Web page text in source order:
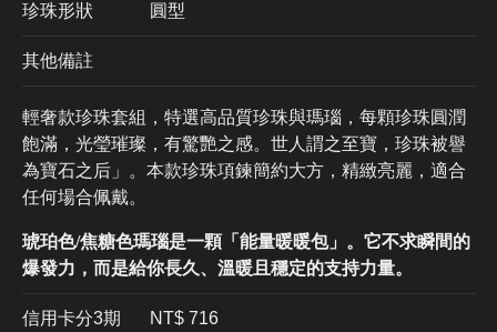
珍珠形狀 圓型
其他備註
輕奢款珍珠套組，特選高品質珍珠與瑪瑙，每顆珍珠圓潤
飽滿，光瑩璀璨，有驚艷之感。世人謂之至寶，珍珠被譽
為寶石之后」。本款珍珠項鍊簡約大方，精緻亮麗，適合
任何場合佩戴。
琥珀色/焦糖色瑪瑙是一顆「能量暖暖包」。它不求瞬間的
爆發力，而是給你長久、溫暖且穩定的支持力量。
信用卡分3期 ​NT$ 716